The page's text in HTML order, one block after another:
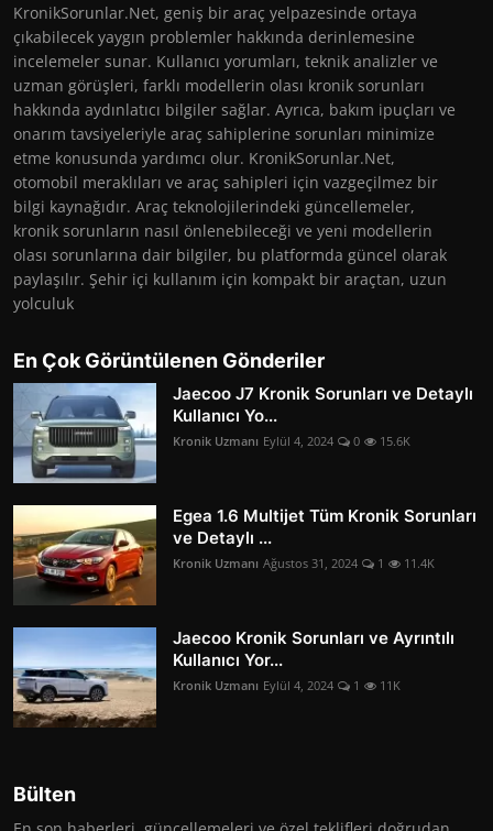
KronikSorunlar.Net, geniş bir araç yelpazesinde ortaya
çıkabilecek yaygın problemler hakkında derinlemesine
incelemeler sunar. Kullanıcı yorumları, teknik analizler ve
uzman görüşleri, farklı modellerin olası kronik sorunları
hakkında aydınlatıcı bilgiler sağlar. Ayrıca, bakım ipuçları ve
onarım tavsiyeleriyle araç sahiplerine sorunları minimize
etme konusunda yardımcı olur. KronikSorunlar.Net,
otomobil meraklıları ve araç sahipleri için vazgeçilmez bir
bilgi kaynağıdır. Araç teknolojilerindeki güncellemeler,
kronik sorunların nasıl önlenebileceği ve yeni modellerin
olası sorunlarına dair bilgiler, bu platformda güncel olarak
paylaşılır. Şehir içi kullanım için kompakt bir araçtan, uzun
yolculuk
En Çok Görüntülenen Gönderiler
Jaecoo J7 Kronik Sorunları ve Detaylı
Kullanıcı Yo...
Kronik Uzmanı Eylül 4, 2024 0 15.6K
Egea 1.6 Multijet Tüm Kronik Sorunları
ve Detaylı ...
Kronik Uzmanı Ağustos 31, 2024 1 11.4K
Jaecoo Kronik Sorunları ve Ayrıntılı
Kullanıcı Yor...
Kronik Uzmanı Eylül 4, 2024 1 11K
Bülten